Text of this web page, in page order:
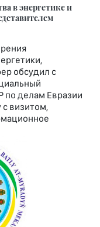
в энергетике и
обсудил с
по делам Евразии
визитом,